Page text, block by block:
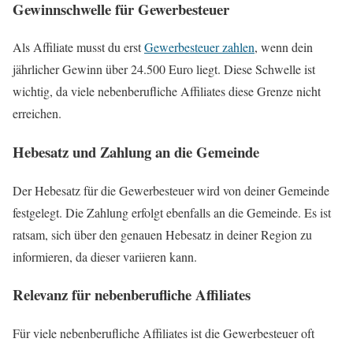
Gewinnschwelle für Gewerbesteuer
Als Affiliate musst du erstGewerbesteuer zahlen, wenn dein
jährlicher Gewinn über 24.500 Euro liegt. Diese Schwelle ist
wichtig, da viele nebenberufliche Affiliates diese Grenze nicht
erreichen.
Hebesatz und Zahlung an die Gemeinde
Der Hebesatz für die Gewerbesteuer wird von deiner Gemeinde
festgelegt. Die Zahlung erfolgt ebenfalls an die Gemeinde. Es ist
ratsam, sich über den genauen Hebesatz in deiner Region zu
informieren, da dieser variieren kann.
Relevanz für nebenberufliche Affiliates
Für viele nebenberufliche Affiliates ist die Gewerbesteuer oft